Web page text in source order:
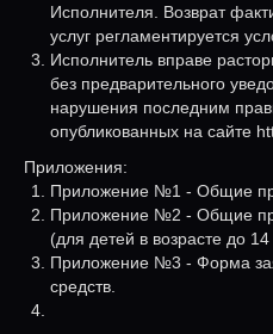
Исполнителя. Возврат
услуг регламентируется
Исполнитель вправе
без предварительного
нарушения последним
опубликованных на сайте
Приложения:
Приложение №1 - Общие
Приложение №2 - Общие
(для детей в возрасте до 14
Приложение №3 - Форма
средств.